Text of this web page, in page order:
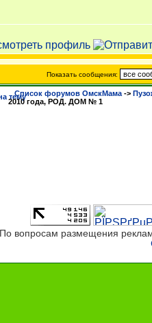
Показать сообщения:
Список форумов ОмскМама ->
2010 года, РОД. ДОМ № 1
По вопросам размещения